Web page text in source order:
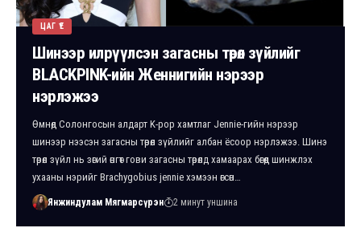
ЦАГ ҮЕ
Шинээр илрүүлсэн загасны төрөл зүйлийг
BLACKPINK-ийн Женнигийн нэрээр
нэрлэжээ
Өмнөд Солонгосын алдарт K-pop хамтлаг Jennie-гийн нэрээр
шинээр нээсэн загасны төрөл зүйлийг албан ёсоор нэрлэжээ. Шинэ
төрөл зүйл нь зөгий өнгөт гови загасны төрөлд хамаарах бөгөөд шинжлэх
ухааны нэрийг Brachygobius jennie хэмээн өгсөн…
Янжиндулам Мягмарсүрэн 2 минут уншина